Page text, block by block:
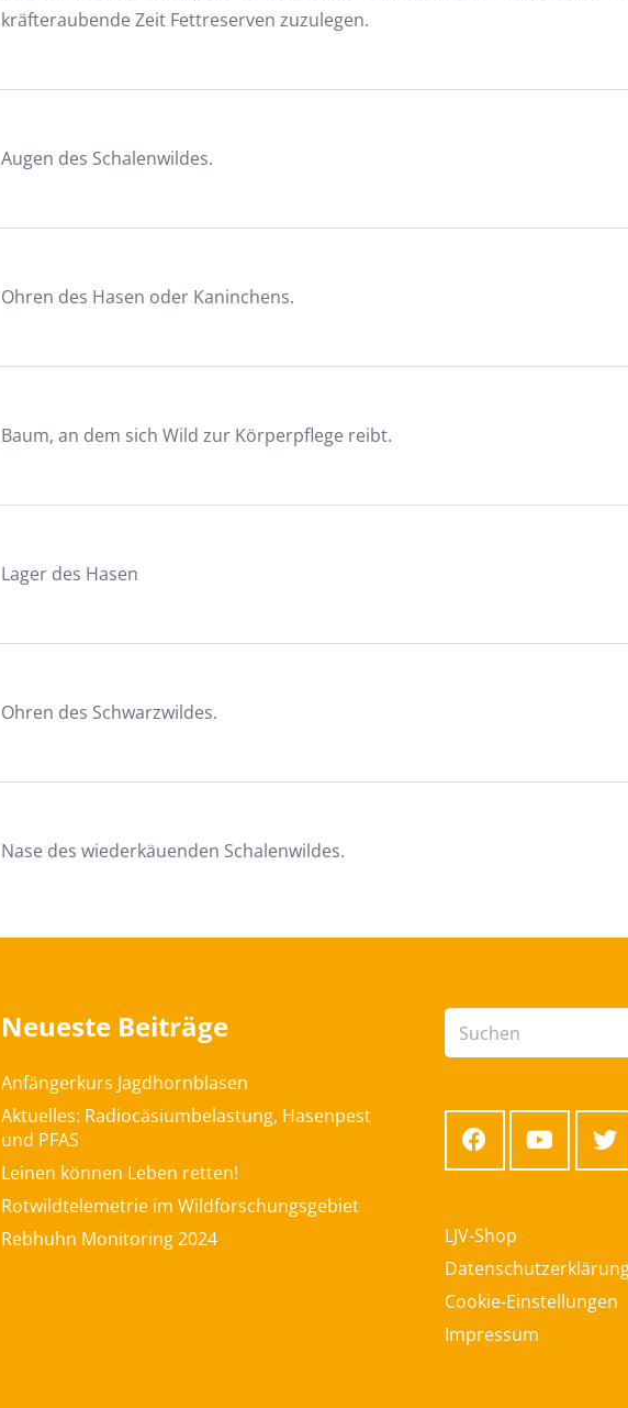
kräfteraubende Zeit Fettreserven zuzulegen.
Augen des Schalenwildes.
Ohren des Hasen oder Kaninchens.
Baum, an dem sich Wild zur Körperpflege reibt.
Lager des Hasen
Ohren des Schwarzwildes.
Nase des wiederkäuenden Schalenwildes.
Neueste Beiträge
Anfängerkurs Jagdhornblasen
Aktuelles: Radiocäsiumbelastung, Hasenpest
und PFAS
Leinen können Leben retten!
Rotwildtelemetrie im Wildforschungsgebiet
Rebhuhn Monitoring 2024
LJV-Shop
Cookie-Einstellungen
Impressum